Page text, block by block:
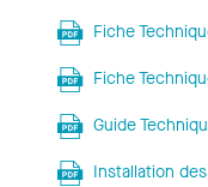
Fiche
Fiche
Guide
Installation